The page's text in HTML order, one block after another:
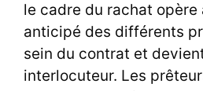
le cadre du rachat opère
anticipé des différents
sein du contrat et
interlocuteur. Les